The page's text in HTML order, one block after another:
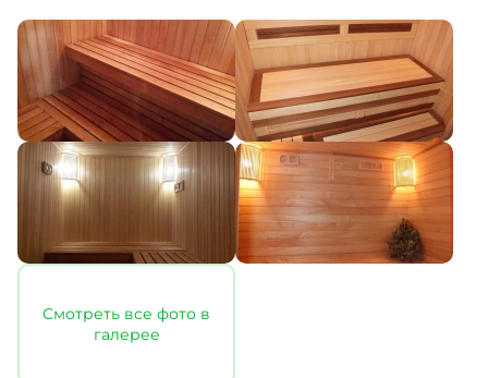
Смотреть все фото в
галерее